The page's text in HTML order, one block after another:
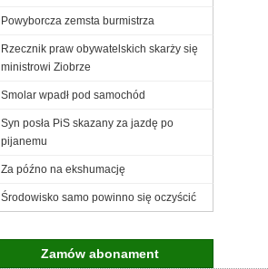
Powyborcza zemsta burmistrza
Rzecznik praw obywatelskich skarży się
ministrowi Ziobrze
Smolar wpadł pod samochód
Syn posła PiS skazany za jazdę po
pijanemu
Za późno na ekshumację
Środowisko samo powinno się oczyścić
Zamów abonament